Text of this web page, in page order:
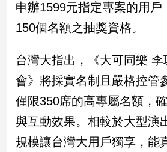
民
焦
點
觀
點
申辦1599元指定專案的用戶
150個名額之抽獎資格。
台灣大指出，《大可同樂 李
會》將採實名制且嚴格控管
僅限350席的高專屬名額，
與互動效果。相較於大型演
規模讓台灣大用戶獨享，能